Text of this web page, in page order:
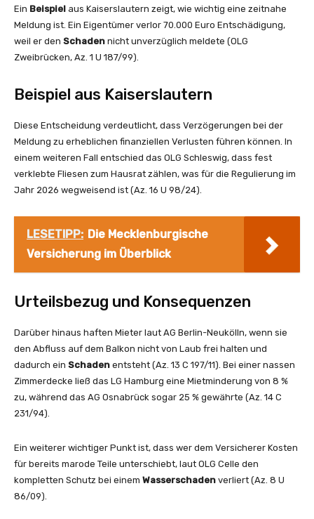
Ein Beispiel aus Kaiserslautern zeigt, wie wichtig eine zeitnahe
Meldung ist. Ein Eigentümer verlor 70.000 Euro Entschädigung,
weil er den Schaden nicht unverzüglich meldete (OLG
Zweibrücken, Az. 1 U 187/99).
Beispiel aus Kaiserslautern
Diese Entscheidung verdeutlicht, dass Verzögerungen bei der
Meldung zu erheblichen finanziellen Verlusten führen können. In
einem weiteren Fall entschied das OLG Schleswig, dass fest
verklebte Fliesen zum Hausrat zählen, was für die Regulierung im
Jahr 2026 wegweisend ist (Az. 16 U 98/24).
LESETIPP: Die Mecklenburgische
Versicherung im Überblick
Urteilsbezug und Konsequenzen
Darüber hinaus haften Mieter laut AG Berlin-Neukölln, wenn sie
den Abfluss auf dem Balkon nicht von Laub frei halten und
dadurch ein Schaden entsteht (Az. 13 C 197/11). Bei einer nassen
Zimmerdecke ließ das LG Hamburg eine Mietminderung von 8 %
zu, während das AG Osnabrück sogar 25 % gewährte (Az. 14 C
231/94).
Ein weiterer wichtiger Punkt ist, dass wer dem Versicherer Kosten
für bereits marode Teile unterschiebt, laut OLG Celle den
kompletten Schutz bei einem Wasserschaden verliert (Az. 8 U
86/09).